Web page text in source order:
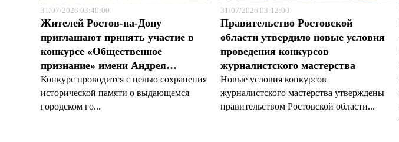
31/07/2026 03:40:00
Жителей Ростов-на-Дону
приглашают принять участие в
конкурсе «Общественное
признание» имени Андрея…
Конкурс проводится с целью сохранения
исторической памяти о выдающемся
городском го...
31/07/2026 03:12:00
Правительство Ростовской
области утвердило новые условия
проведения конкурсов
журналистского мастерства
Новые условия конкурсов
журналистского мастерства утверждены
правительством Ростовской области...